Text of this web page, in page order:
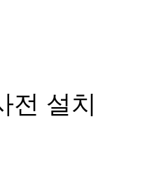
전 설치